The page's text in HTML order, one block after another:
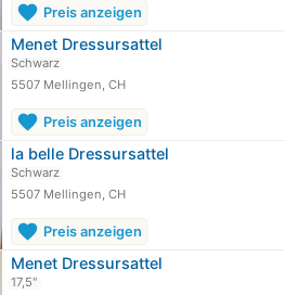
favorite Preis anzeigen
Menet Dressursattel
Schwarz
5507 Mellingen, CH
favorite Preis anzeigen
la belle Dressursattel
Schwarz
5507 Mellingen, CH
favorite Preis anzeigen
Menet Dressursattel
17,5"